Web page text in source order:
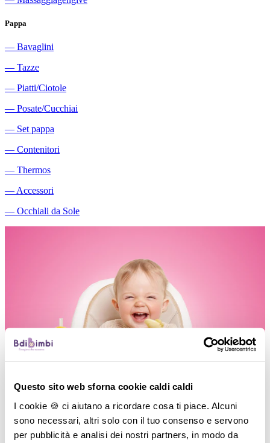
Questo sito web sforna cookie caldi caldi
I cookie 🍪 ci aiutano a ricordare cosa ti piace. Alcuni
sono necessari, altri solo con il tuo consenso e servono
per pubblicità e analisi dei nostri partners, in modo da
Pappa
― Bavaglini
― Tazze
― Piatti/Ciotole
― Posate/Cucchiai
― Set pappa
― Contenitori
― Thermos
― Accessori
― Occhiali da Sole